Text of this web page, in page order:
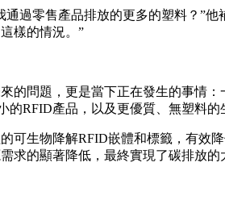
過零售產品排放的更多的塑料？”
樣的情況。”
的問題，更是當下正在發生的事情
RFID產品，以及更優質、無塑料
可生物降解RFID嵌體和標籤，有
求的顯著降低，最終實現了碳排放的